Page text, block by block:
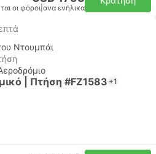
οι φόροι ανα ενήλικα
Ντουμπάι
| Πτήση #FZ1583 +1